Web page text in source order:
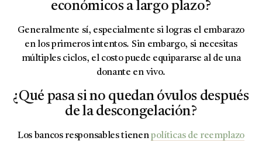
económicos a largo plazo?
Generalmente sí, especialmente si logras el embarazo
en los primeros intentos. Sin embargo, si necesitas
múltiples ciclos, el costo puede equipararse al de una
donante en vivo.
¿Qué pasa si no quedan óvulos después
de la descongelación?
Los bancos responsables tienenpolíticas de reemplazo